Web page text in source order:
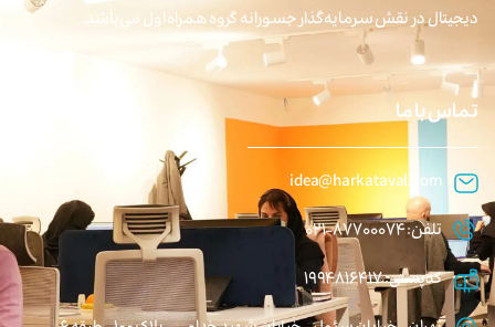
دیجیتال در نقش سرمایه‌گذار جسورانه گروه همراه اول می‌باشد.
تماس با ما
idea@harkataval.com
تلفن: 87700074-021
کدپستی: 1994816417